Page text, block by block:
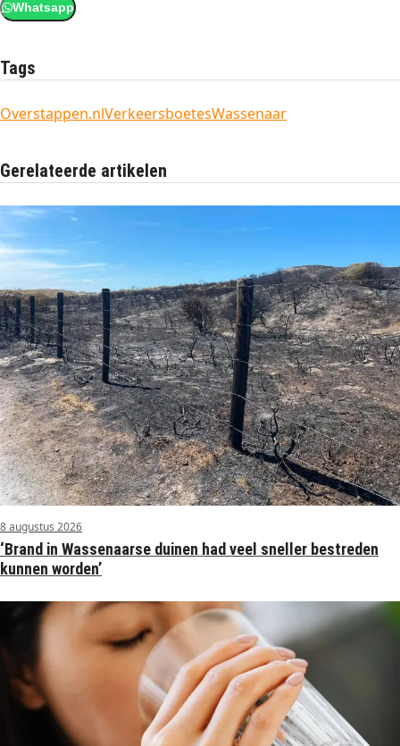
Whatsapp
Tags
Overstappen.nlVerkeersboetesWassenaar
Gerelateerde artikelen
8 augustus 2026
‘Brand in Wassenaarse duinen had veel sneller bestreden
kunnen worden’